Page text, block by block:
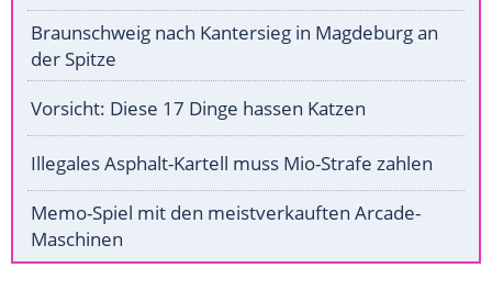
Braunschweig nach Kantersieg in Magdeburg an
der Spitze
Vorsicht: Diese 17 Dinge hassen Katzen
Illegales Asphalt-Kartell muss Mio-Strafe zahlen
Memo-Spiel mit den meistverkauften Arcade-
Maschinen